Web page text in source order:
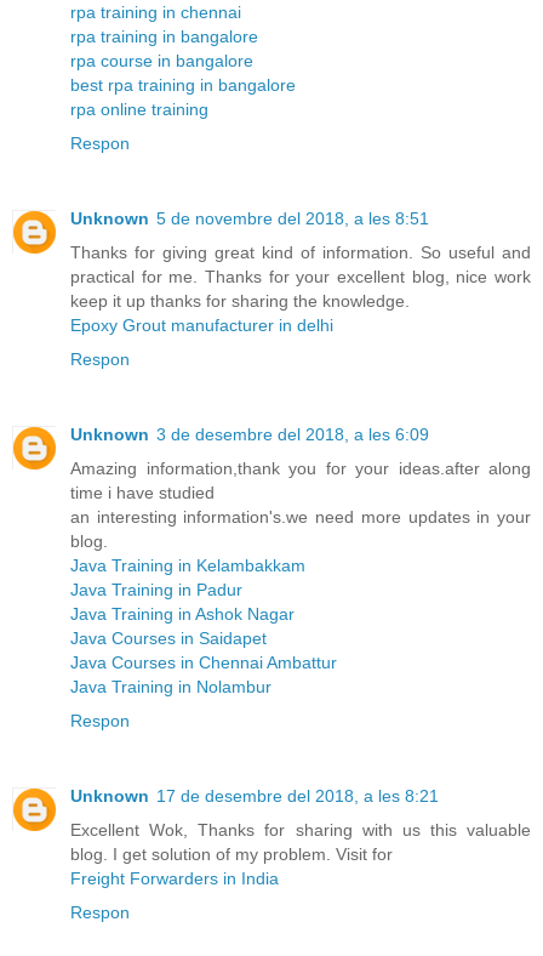
rpa training in chennai
rpa training in bangalore
rpa course in bangalore
best rpa training in bangalore
rpa online training
Respon
Unknown 5 de novembre del 2018, a les 8:51
Thanks for giving great kind of information. So useful and
practical for me. Thanks for your excellent blog, nice work
keep it up thanks for sharing the knowledge.
Epoxy Grout manufacturer in delhi
Respon
Unknown 3 de desembre del 2018, a les 6:09
Amazing information,thank you for your ideas.after along
time i have studied
an interesting information's.we need more updates in your
blog.
Java Training in Kelambakkam
Java Training in Padur
Java Training in Ashok Nagar
Java Courses in Saidapet
Java Courses in Chennai Ambattur
Java Training in Nolambur
Respon
Unknown 17 de desembre del 2018, a les 8:21
Excellent Wok, Thanks for sharing with us this valuable
blog. I get solution of my problem. Visit for
Freight Forwarders in India
Respon